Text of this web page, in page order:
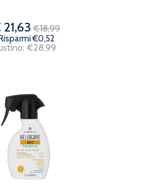
€18,99
€0,52
€28,99